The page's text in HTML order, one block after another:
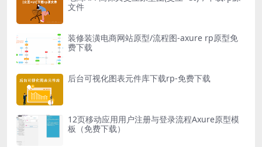
文件
装修装潢电商网站原型/流程图-axure rp原型免
费下载
后台可视化图表元件库下载rp-免费下载
12页移动应用用户注册与登录流程Axure原型模
板（免费下载）